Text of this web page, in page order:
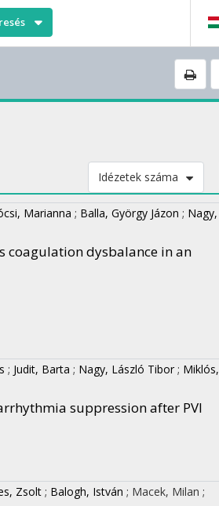
Idézetek száma
Marianna ; Balla, György Jázon ; Nagy,
dysbalance in an
; Judit, Barta ; Nagy, László Tibor ; Miklós,
suppression after PVI
Zsolt ; Balogh, István ; Macek, Milan ;